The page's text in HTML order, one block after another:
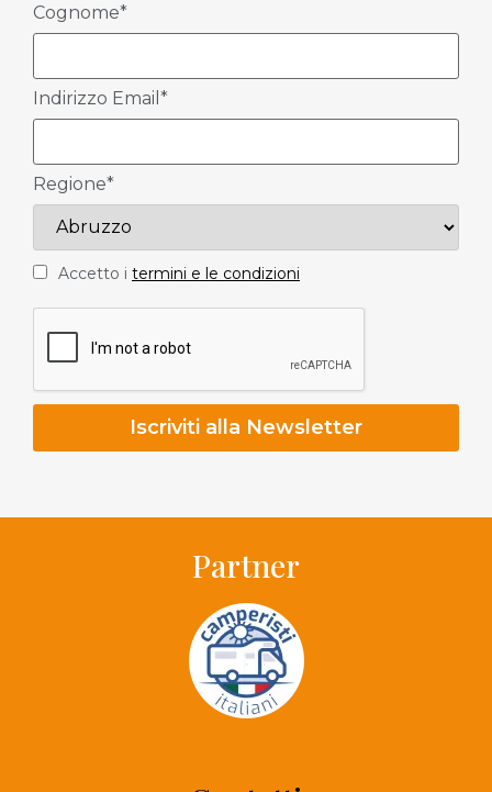
Cognome*
Indirizzo Email*
Regione*
Accetto i termini e le condizioni
Partner